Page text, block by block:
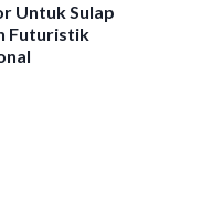
Untuk Sulap
Futuristik